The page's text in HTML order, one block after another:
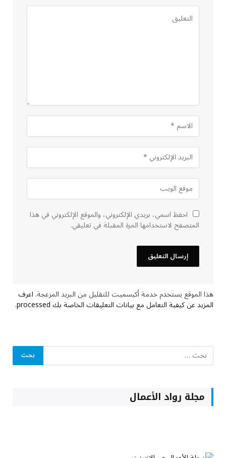
احفظ اسمي، بريدي الإلكتروني، والموقع الإلكتروني في هذا
المتصفح لاستخدامها المرة المقبلة في تعليقي.
هذا الموقع يستخدم خدمة أكيسميت للتقليل من البريد المزعجة.اعرف
المزيد عن كيفية التعامل مع بيانات التعليقات الخاصة بك processed .
مجلة رواد الأعمال